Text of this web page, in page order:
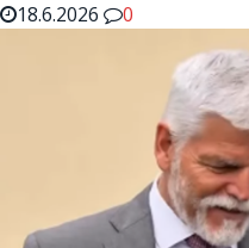
18.6.2026
0